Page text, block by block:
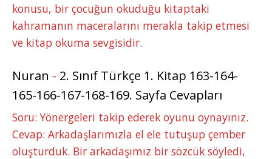
konusu, bir çocuğun okuduğu kitaptaki
kahramanın maceralarını merakla takip etmesi
ve kitap okuma sevgisidir.
Nuran - 2. Sınıf Türkçe 1. Kitap 163-164-
165-166-167-168-169. Sayfa Cevapları
Soru: Yönergeleri takip ederek oyunu oynayınız.
Cevap: Arkadaşlarımızla el ele tutuşup çember
oluşturduk. Bir arkadaşımız bir sözcük söyledi,